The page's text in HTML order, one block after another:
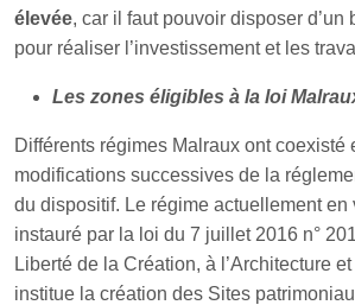
élevée, car il faut pouvoir disposer d’un
pour réaliser l’investissement et les
Les zones éligibles à la loi
Différents régimes Malraux ont coexisté
modifications successives de la
du dispositif. Le régime actuellement en
instauré par la loi du 7 juillet 2016 n°
Liberté de la Création, à l’Architecture
institue la création des Sites